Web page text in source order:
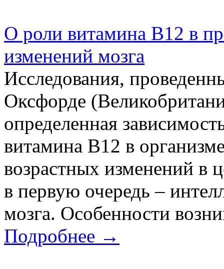
О роли витамина B12 в
изменений мозга
Исследования,
Оксфорде
определенная
витамина В12 в
возрастных изменений в
в первую очередь –
мозга. Особенности
Подробнее →